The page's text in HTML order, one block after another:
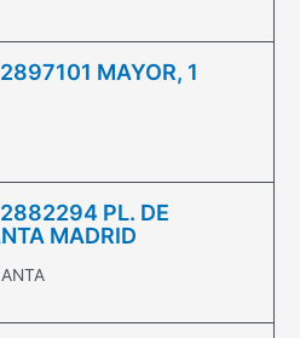
MAYOR, 1
PL. DE
MADRID